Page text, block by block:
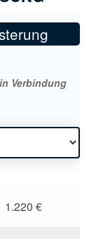
Verbindung
1.220€